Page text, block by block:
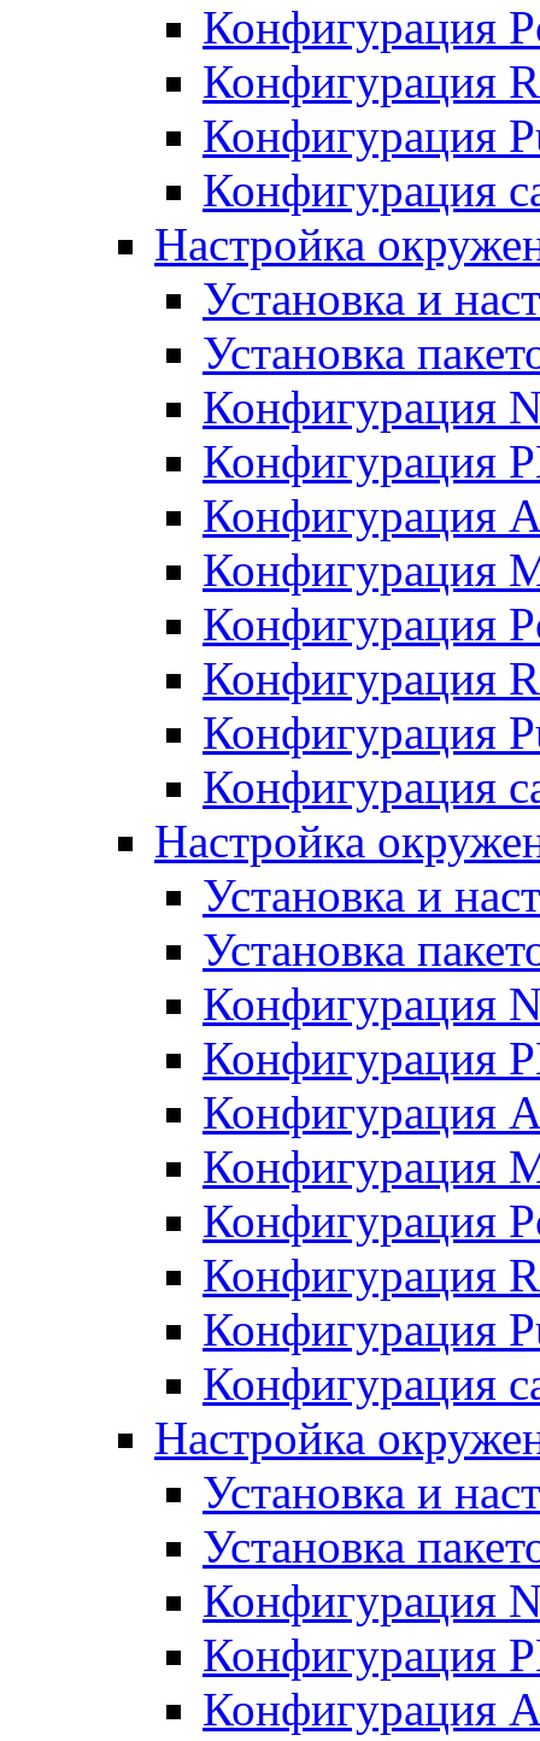
Конфигурация
Конфигурация
Конфигурация
Конфигурация
Настройка
Установка и
Установка
Конфигурация
Конфигурация
Конфигурация
Конфигурация
Конфигурация
Конфигурация
Конфигурация
Конфигурация
Настройка
Установка и
Установка
Конфигурация
Конфигурация
Конфигурация
Конфигурация
Конфигурация
Конфигурация
Конфигурация
Конфигурация
Настройка
Установка и
Установка
Конфигурация
Конфигурация
Конфигурация